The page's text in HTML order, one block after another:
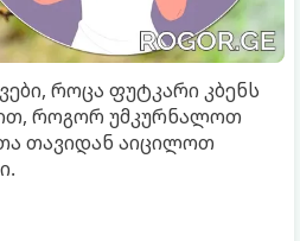
როცა ფუტკარი კბენს
როგორ უმკურნალოთ
თავიდან აიცილოთ